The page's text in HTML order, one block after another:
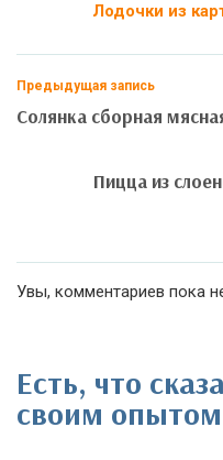
Лодочки из
Предыдущая запись
Солянка сборная
Пицца из
Увы, комментариев пока
Есть, что
своим опытом